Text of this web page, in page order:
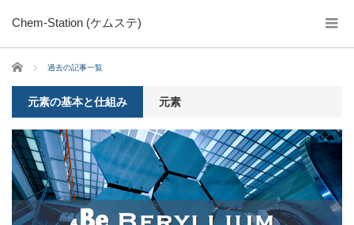
Chem-Station (ケムステ)
ホーム 過去の記事一覧
元素の基本と仕組み 元素